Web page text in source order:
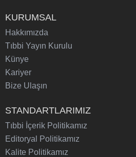
KURUMSAL
Hakkımızda
Tıbbi Yayın Kurulu
Künye
Kariyer
Bize Ulaşın
STANDARTLARIMIZ
Tıbbi İçerik Politikamız
Editoryal Politikamız
Kalite Politikamız